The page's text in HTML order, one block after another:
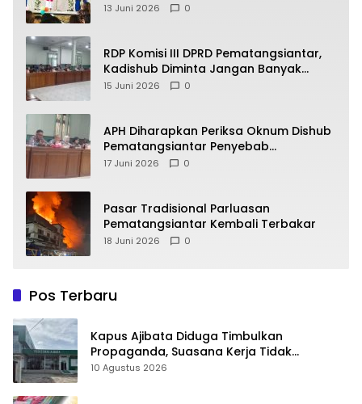
13 Juni 2026 0
RDP Komisi III DPRD Pematangsiantar,
Kadishub Diminta Jangan Banyak
Alasan
15 Juni 2026 0
APH Diharapkan Periksa Oknum Dishub
Pematangsiantar Penyebab
Kebocoran PAD Retribusi Parkir
17 Juni 2026 0
Pasar Tradisional Parluasan
Pematangsiantar Kembali Terbakar
18 Juni 2026 0
Pos Terbaru
Kapus Ajibata Diduga Timbulkan
Propaganda, Suasana Kerja Tidak
Harmonis
10 Agustus 2026